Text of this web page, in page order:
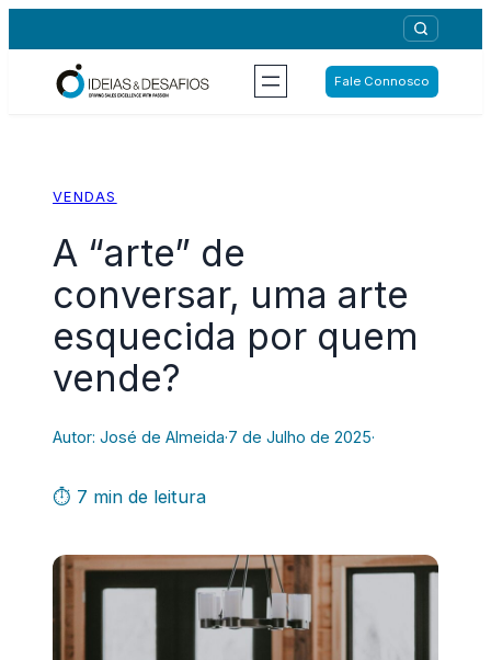
para
Fale Connosco
VENDAS
A “arte” de
conversar, uma arte
esquecida por quem
vende?
Autor: José de Almeida·7 de Julho de 2025·
⏱ 7 min de leitura